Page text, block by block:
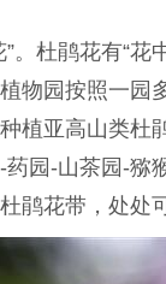
。杜鹃花有“花
物园按照一园
植亚高山类杜
园-山茶园-猕
鹃花带，处处